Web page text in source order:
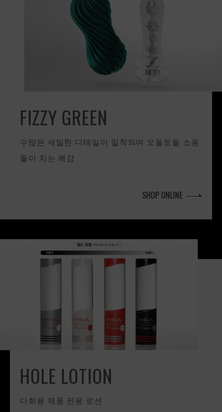
FIZZY GREEN
수많은 세밀한 디테일이 밀착되며 오돌토돌 소용
돌이 치는 쾌감
SHOP ONLINE
HOLE LOTION
다회용 제품 전용 로션